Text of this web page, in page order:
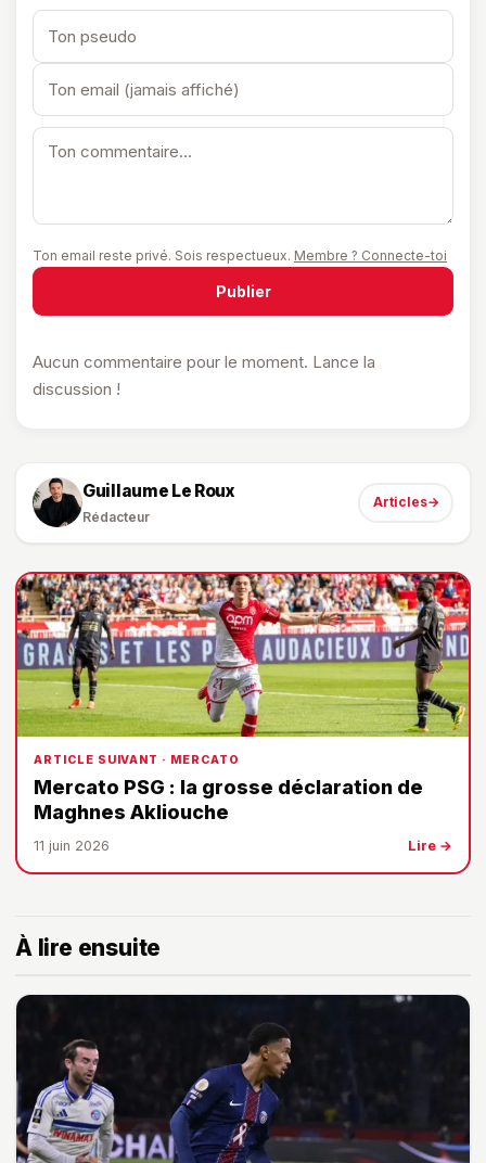
Ton email reste privé. Sois respectueux. Membre ? Connecte-toi
Publier
Aucun commentaire pour le moment. Lance la
discussion !
Guillaume Le Roux
Rédacteur
Articles→
ARTICLE SUIVANT · MERCATO
Mercato PSG : la grosse déclaration de
Maghnes Akliouche
11 juin 2026 Lire →
À lire ensuite